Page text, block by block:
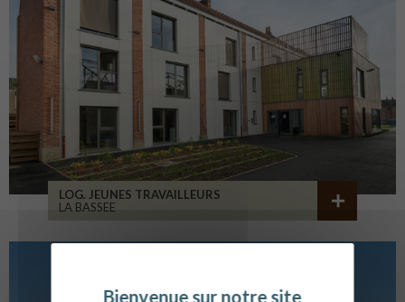
LOG. JEUNES TRAVAILLEURS
LA BASSEE